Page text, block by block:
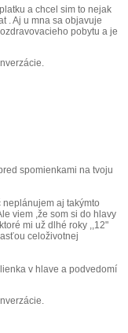
a chcel sim to nejak
. Aj u mna sa objavuje
pobytu a je
spomienkami na tvoju
aj takýmto
viem ,že som si do hlavy
mi už dlhé roky ,,12"
celoživotnej
v hlave a podvedomí